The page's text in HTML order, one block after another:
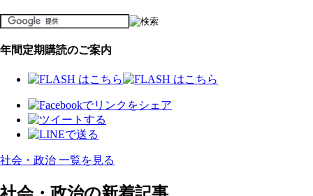
年間定期購読のご案内
社会・政治 一覧を見る